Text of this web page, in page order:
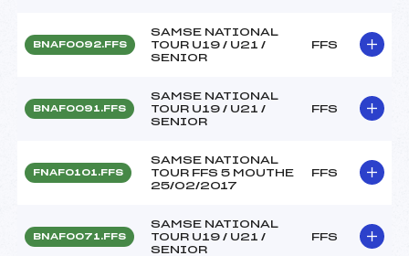
BNAF0092.FFS
SAMSE NATIONAL
TOUR U19 / U21 /
SENIOR
FFS
BNAF0091.FFS
SAMSE NATIONAL
TOUR U19 / U21 /
SENIOR
FFS
FNAF0101.FFS
SAMSE NATIONAL
TOUR FFS 5 MOUTHE
25/02/2017
FFS
BNAF0071.FFS
SAMSE NATIONAL
TOUR U19 / U21 /
SENIOR
FFS